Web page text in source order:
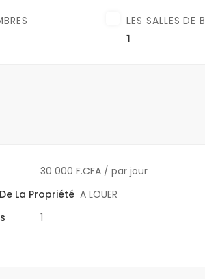
LES SALLES DE
1
30 000 F.CFA / par jour
La Propriété A LOUER
1